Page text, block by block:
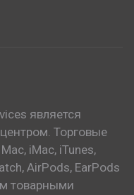
является
Торговые
iMac, iTunes,
AirPods, EarPods
товарными